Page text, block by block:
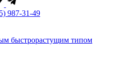
987-31-49
быстрорастущим типом